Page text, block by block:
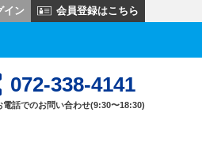
イン 会員登録はこちら
072-338-4141
電話でのお問い合わせ(9:30〜18:30)